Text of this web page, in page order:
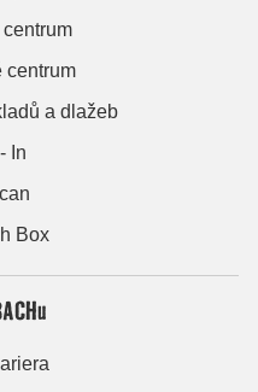
centrum
a dlažeb
In
Box